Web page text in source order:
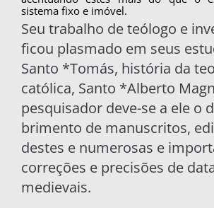
sistema fixo e imóvel.
Seu trabalho de teólogo e
ficou plasmado em seus
Santo *Tomás, história da
católica, Santo *Alberto
pesquisador deve-se a ele o
brimento de manuscritos,
destes e numerosas e
correções e precisões de
medievais.